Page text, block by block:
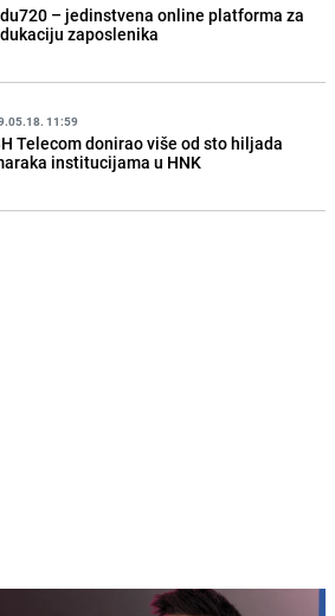
– jedinstvena online platforma za
zaposlenika
11:59
Telecom donirao više od sto hiljada
institucijama u HNK